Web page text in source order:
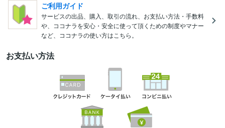
ご利用ガイド
サービスの出品、購入、取引の流れ、お支払い方法・手数料
や、ココナラを安心・安全に使って頂くための制度やマナー
など、ココナラの使い方はこちら。
お支払い方法